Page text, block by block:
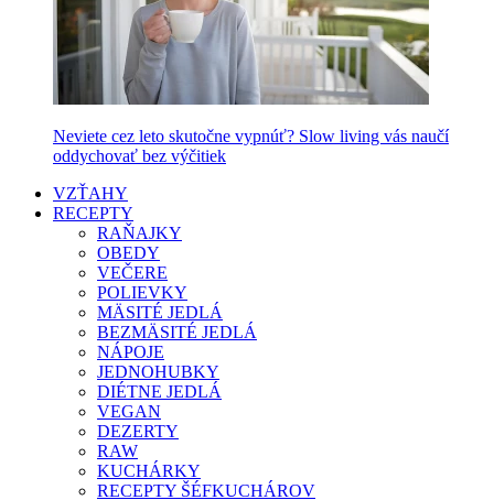
Neviete cez leto skutočne vypnúť? Slow living vás naučí
oddychovať bez výčitiek
VZŤAHY
RECEPTY
RAŇAJKY
OBEDY
VEČERE
POLIEVKY
MÄSITÉ JEDLÁ
BEZMÄSITÉ JEDLÁ
NÁPOJE
JEDNOHUBKY
DIÉTNE JEDLÁ
VEGAN
DEZERTY
RAW
KUCHÁRKY
RECEPTY ŠÉFKUCHÁROV